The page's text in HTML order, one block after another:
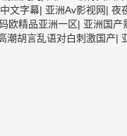
文字幕| 亚洲Av影视网| 夜
欧精品亚洲一区| 亚洲国产
潮胡言乱语对白刺激国产|